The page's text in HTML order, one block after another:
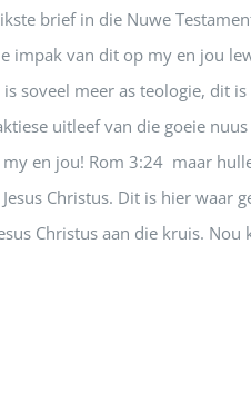
brief in die Nuwe
impak van dit op my en jou
soveel meer as teologie, dit
uitleef van die goeie
en jou! Rom 3:24 maar
Christus. Dit is hier
Christus aan die kruis. Nou